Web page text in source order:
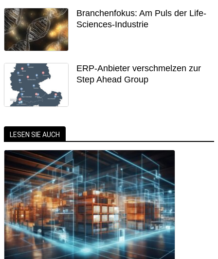
Branchenfokus: Am Puls der Life-
Sciences-Industrie
ERP-Anbieter verschmelzen zur
Step Ahead Group
LESEN SIE AUCH